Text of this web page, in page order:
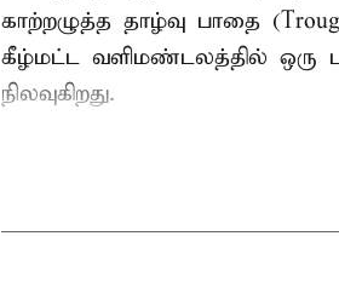
காற்றழுத்த தாழ்வு பாதை
கீழ்மட்ட வளிமண்டலத்தில் ஒரு
நிலவுகிறது.